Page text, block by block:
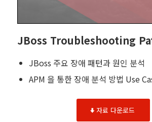
JBoss Troubleshooting
JBoss 주요 장애 패턴과 원인 분석
APM 을 통한 장애 분석 방법 Use
자료 다운로드